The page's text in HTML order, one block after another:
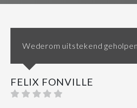
Wederom uitstekend geholpen
FELIX FONVILLE